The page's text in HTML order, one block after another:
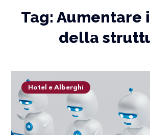
Tag: Aumentare
della
Hotel e Alberghi